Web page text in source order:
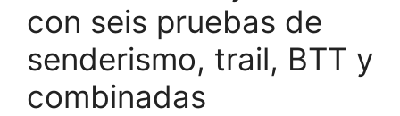
con seis pruebas de
senderismo, trail, BTT y
combinadas